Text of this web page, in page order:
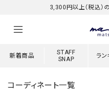
3,300円以上（税込）
新着商品
STAFF
SNAP
ラン
コーディネート一覧